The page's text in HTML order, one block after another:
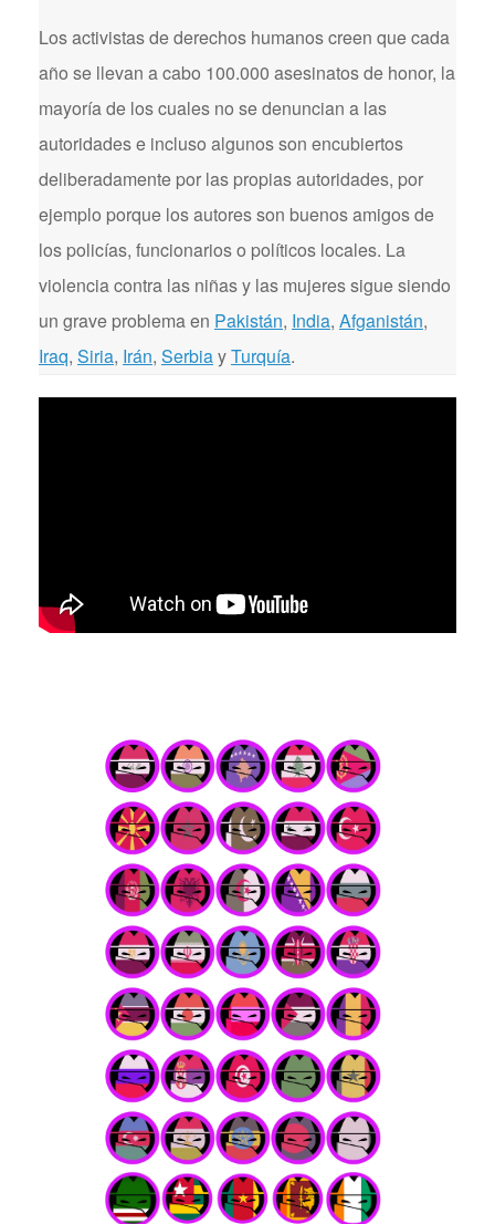
Los activistas de derechos humanos creen que cada
año se llevan a cabo 100.000 asesinatos de honor, la
mayoría de los cuales no se denuncian a las
autoridades e incluso algunos son encubiertos
deliberadamente por las propias autoridades, por
ejemplo porque los autores son buenos amigos de
los policías, funcionarios o políticos locales. La
violencia contra las niñas y las mujeres sigue siendo
un grave problema en Pakistán, India, Afganistán,
Iraq, Siria, Irán, SerbiayTurquía.